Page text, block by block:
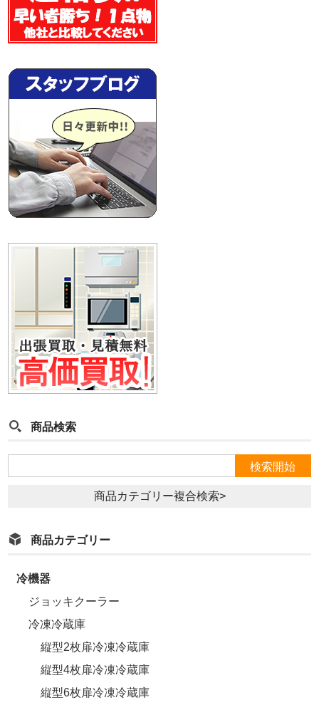
商品検索
商品カテゴリー複合検索>
商品カテゴリー
冷機器
ジョッキクーラー
冷凍冷蔵庫
縦型2枚扉冷凍冷蔵庫
縦型4枚扉冷凍冷蔵庫
縦型6枚扉冷凍冷蔵庫